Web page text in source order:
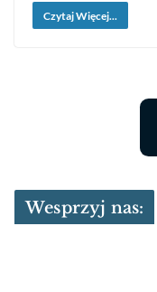
Czytaj Więcej...
Wesprzyj nas: